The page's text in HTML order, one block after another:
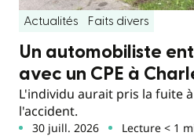
Actualités Faits divers
Un automobiliste
avec un CPE à
L'individu aurait pris la fuite
l'accident.
30 juill. 2026 Lecture < 1